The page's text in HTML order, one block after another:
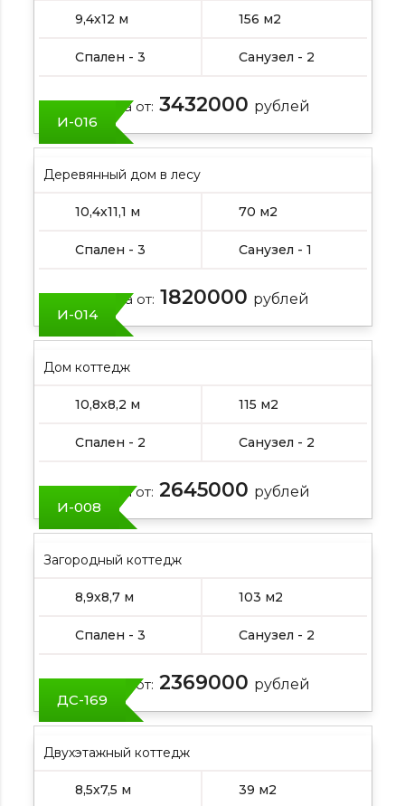
9,4х12 м 156 м2
Спален - 3 Санузел - 2
Цена от: 3432000 рублей
И-016
Деревянный дом в лесу
10,4х11,1 м 70 м2
Спален - 3 Санузел - 1
Цена от: 1820000 рублей
И-014
Дом коттедж
10,8х8,2 м 115 м2
Спален - 2 Санузел - 2
Цена от: 2645000 рублей
И-008
Загородный коттедж
8,9х8,7 м 103 м2
Спален - 3 Санузел - 2
Цена от: 2369000 рублей
ДС-169
Двухэтажный коттедж
8,5х7,5 м 39 м2